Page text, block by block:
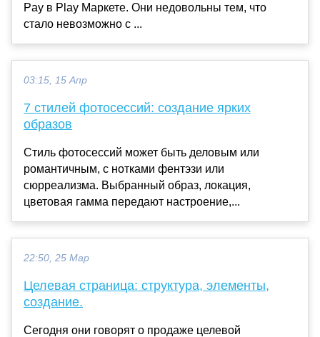
Pay в Play Маркете. Они недовольны тем, что
стало невозможно с ...
03:15, 15 Апр
7 стилей фотосессий: создание ярких
образов
Стиль фотосессий может быть деловым или
романтичным, с нотками фентэзи или
сюрреализма. Выбранный образ, локация,
цветовая гамма передают настроение,...
22:50, 25 Мар
Целевая страница: структура, элементы,
создание.
Сегодня они говорят о продаже целевой